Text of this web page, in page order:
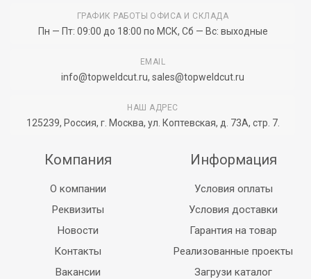
ГРАФИК РАБОТЫ ОФИСА И СКЛАДА
Пн — Пт: 09:00 до 18:00 по МСК, Сб — Вс: выходные
EMAIL
info@topweldcut.ru, sales@topweldcut.ru
НАШ АДРЕС
125239, Россия, г. Москва, ул. Коптевская, д. 73А, стр. 7.
Компания
О компании
Реквизиты
Новости
Контакты
Вакансии
Информация
Условия оплаты
Условия доставки
Гарантия на товар
Реализованные проекты
Загрузи каталог